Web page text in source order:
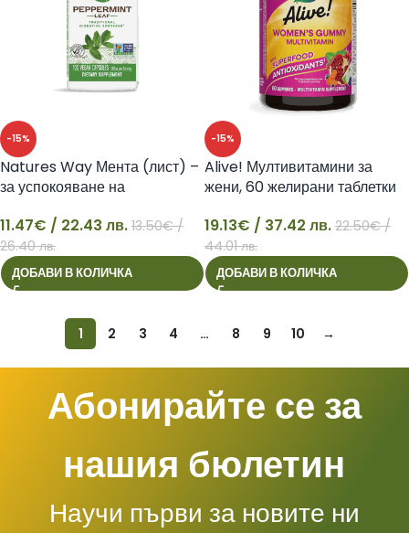
-15%
11
Natures Way Мента (лист) –
за успокояване на
350 mg, 100 капсули
11.47€ / 22.43 лв. 13.50€/
26.40 лв.
ДОБАВИ В КОЛИЧКА
-15%
19
Alive! Мултивитамини за
жени, 60 желирани таблетки
19.13€ / 37.42 лв. 22.50€/
44.01 лв.
ДОБАВИ В КОЛИЧКА
1 2 3 4 … 8 9 10 →
Абонирайте се за
нашия бюлетин
Научи първи за новите ни